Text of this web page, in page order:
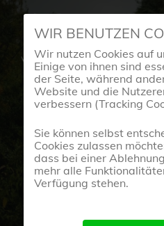
main
content
BeArt-
TANZ
WIR BENUTZEN
Wir nutzen Cookies auf
Einige von ihnen sind
der Seite, während
Website und die
verbessern (Tracking
Sie können selbst
Cookies zulassen
dass bei einer
mehr alle
Verfügung stehen.